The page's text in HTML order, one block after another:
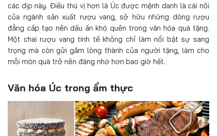
các dịp này. Điều thú vị hơn là Úc được mệnh danh là cái nôi
của ngành sản xuất rượu vang, sở hữu những dòng rượu
đẳng cấp tạo nên dấu ấn khó quên trong văn hóa quà tặng.
Một chai rượu vang tinh tế không chỉ làm nổi bật sự sang
trọng mà còn gửi gắm lòng thành của người tặng, làm cho
mỗi món quà trở nên đáng nhớ hơn bao giờ hết.
Văn hóa Úc trong ẩm thực